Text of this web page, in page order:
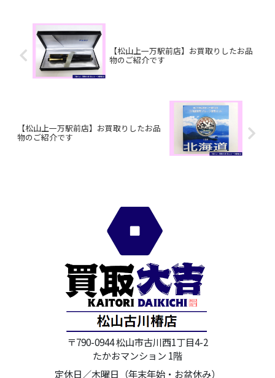
【松山上一万駅前店】お買取りしたお品
物のご紹介です
【松山上一万駅前店】お買取りしたお品
物のご紹介です
〒790-0944 松山市古川西1丁目4-2
たかおマンション 1階
定休日／木曜日（年末年始・お盆休み）